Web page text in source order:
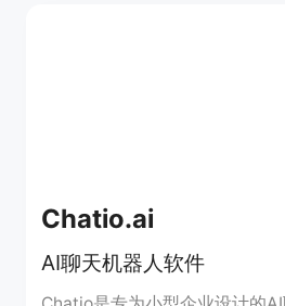
Chatio.ai
AI聊天机器人软件